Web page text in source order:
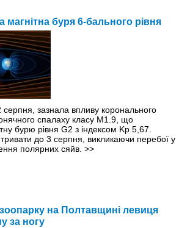
буря 6-бального рівня
зазнала впливу коронального
спалаху класу M1.9, що
бурю рівня G2 з індексом Kp 5,67.
до 3 серпня, викликаючи перебої у
полярних сяйв. >>
на Полтавщині левиця
за ногу